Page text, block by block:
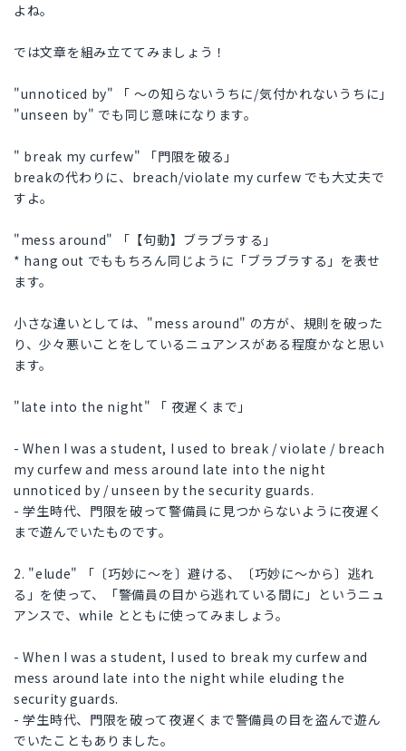
よね。
では文章を組み立ててみましょう！
"unnoticed by" 「 ～の知らないうちに/気付かれないうちに」
"unseen by" でも同じ意味になります。
" break my curfew" 「門限を破る」
breakの代わりに、breach/violate my curfew でも大丈夫で
すよ。
"mess around" 「【句動】ブラブラする」
* hang out でももちろん同じように「ブラブラする」を表せ
ます。
小さな違いとしては、"mess around" の方が、規則を破った
り、少々悪いことをしているニュアンスがある程度かなと思い
ます。
"late into the night" 「 夜遅くまで」
- When I was a student, I used to break / violate / breach
my curfew and mess around late into the night
unnoticed by / unseen by the security guards.
- 学生時代、門限を破って警備員に見つからないように夜遅く
まで遊んでいたものです。
2. "elude" 「〔巧妙に～を〕避ける、〔巧妙に～から〕逃れ
る」を使って、「警備員の目から逃れている間に」というニュ
アンスで、while とともに使ってみましょう。
- When I was a student, I used to break my curfew and
mess around late into the night while eluding the
security guards.
- 学生時代、門限を破って夜遅くまで警備員の目を盗んで遊ん
でいたこともありました。